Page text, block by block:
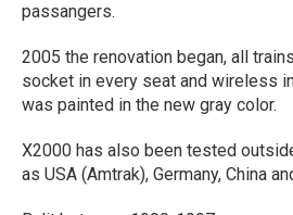
passangers.
2005 the renovation began, all
socket in every seat and wireless
was painted in the new gray color.
X2000 has also been tested
as USA (Amtrak), Germany, China